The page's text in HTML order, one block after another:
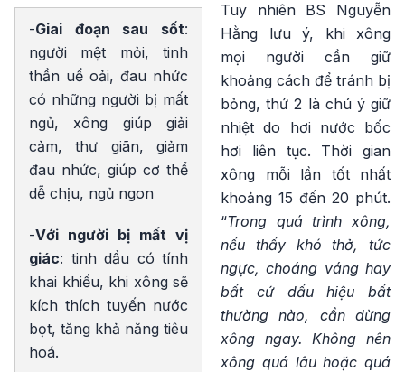
-Giai đoạn sau sốt:
người mệt mỏi, tinh
thần uể oải, đau nhức
có những người bị mất
ngủ, xông giúp giải
cảm, thư giãn, giảm
đau nhức, giúp cơ thể
dễ chịu, ngủ ngon
-Với người bị mất vị
giác: tinh dầu có tính
khai khiếu, khi xông sẽ
kích thích tuyến nước
bọt, tăng khả năng tiêu
hoá.
Tuy nhiên BS Nguyễn
Hằng lưu ý, khi xông
mọi người cần giữ
khoảng cách để tránh bị
bỏng, thứ 2 là chú ý giữ
nhiệt do hơi nước bốc
hơi liên tục. Thời gian
xông mỗi lần tốt nhất
khoảng 15 đến 20 phút.
“Trong quá trình xông,
nếu thấy khó thở, tức
ngực, choáng váng hay
bất cứ dấu hiệu bất
thường nào, cần dừng
xông ngay. Không nên
xông quá lâu hoặc quá